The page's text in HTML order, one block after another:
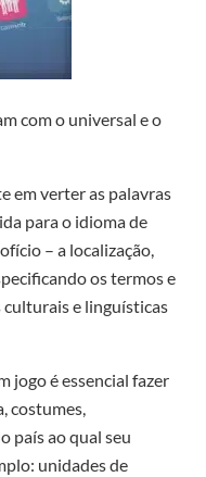
com o universal e o
em verter as palavras
para o idioma de
– a localização,
os termos e
e linguísticas
jogo é essencial fazer
costumes,
país ao qual seu
unidades de